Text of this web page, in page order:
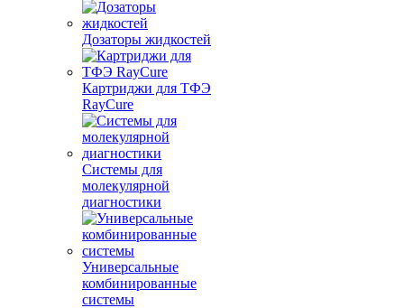
Дозаторы жидкостей
Картриджи для ТФЭ
RayCure
Системы для
молекулярной
диагностики
Универсальные
комбинированные
системы